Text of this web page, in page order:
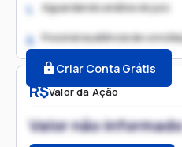
R$Valor da Ação
Valor não
1. Aguardando análise do juiz
2. Possível audiência de
Criar Conta Grátis